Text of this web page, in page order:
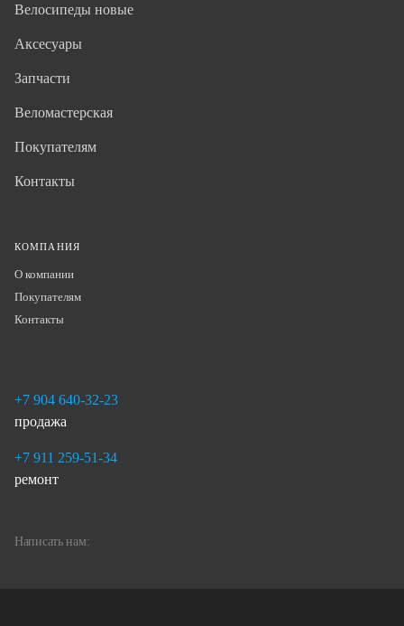
Велосипеды новые
Аксесуары
Запчасти
Веломастерская
Покупателям
Контакты
КОМПАНИЯ
О компании
Покупателям
Контакты
+7 904 640-32-23
продажа
+7 911 259-51-34
ремонт
Написать нам: